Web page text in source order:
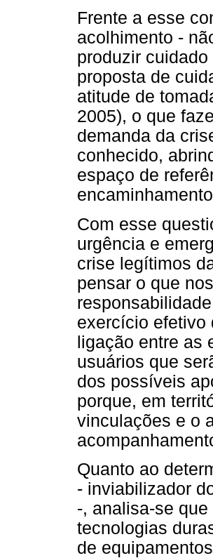
Frente a esse
acolhimento -
produzir
proposta de
atitude de
2005), o que
demanda da
conhecido,
espaço de
Com esse
urgência e
crise legítimos
pensar o que
exercício efetivo
ligação entre as
usuários que
dos possíveis
porque, em
vinculações e o
Quanto ao
- inviabilizador
-, analisa-se
tecnologias
de